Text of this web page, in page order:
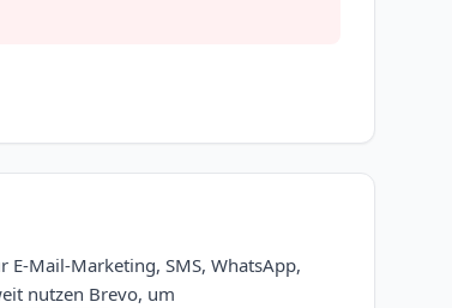
Mail-Marketing, SMS, WhatsApp,
nutzen Brevo, um